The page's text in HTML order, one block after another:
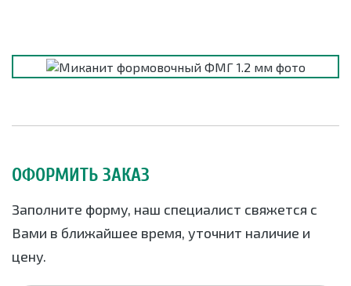
ОФОРМИТЬ ЗАКАЗ
Заполните форму, наш специалист свяжется с
Вами в ближайшее время, уточнит наличие и
цену.